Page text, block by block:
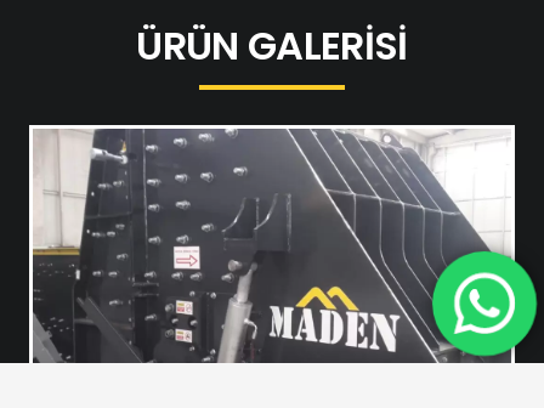
ÜRÜN GALERİSİ